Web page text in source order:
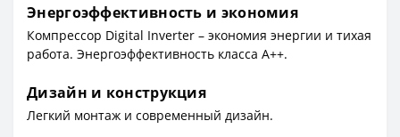
Энергоэффективность и экономия
Компрессор Digital Inverter – экономия энергии и тихая
работа. Энергоэффективность класса A++.
Дизайн и конструкция
Легкий монтаж и современный дизайн.